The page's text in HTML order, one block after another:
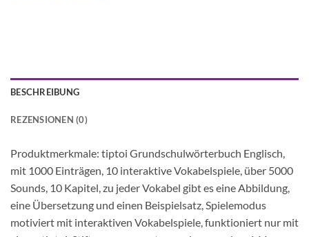
BESCHREIBUNG
REZENSIONEN (0)
Produktmerkmale: tiptoi Grundschulwörterbuch Englisch,
mit 1000 Einträgen, 10 interaktive Vokabelspiele, über 5000
Sounds, 10 Kapitel, zu jeder Vokabel gibt es eine Abbildung,
eine Übersetzung und einen Beispielsatz, Spielemodus
motiviert mit interaktiven Vokabelspiele, funktioniert nur mit